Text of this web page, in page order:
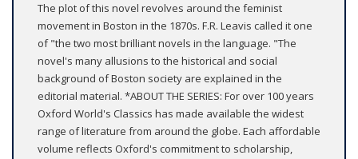
The plot of this novel revolves around the feminist
movement in Boston in the 1870s. F.R. Leavis called it one
of "the two most brilliant novels in the language. "The
novel's many allusions to the historical and social
background of Boston society are explained in the
editorial material. *ABOUT THE SERIES: For over 100 years
Oxford World's Classics has made available the widest
range of literature from around the globe. Each affordable
volume reflects Oxford's commitment to scholarship,